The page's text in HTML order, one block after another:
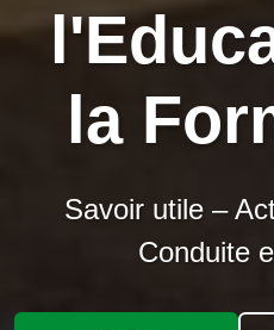
la
Savoir utile –
Conduite